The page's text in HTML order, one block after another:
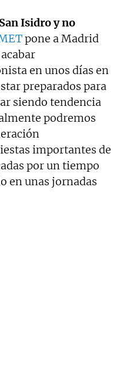
Isidro y no
pone a Madrid
en unos días en
preparados para
siendo tendencia
podremos
importantes de
por un tiempo
en unas jornadas